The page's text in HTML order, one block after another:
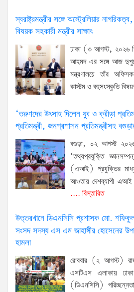
স্বরাষ্ট্রমন্ত্রীর সঙ্গে অস্ট্রেলিয়ার
বিষয়ক সহকারী মন্ত্রীর সাক্ষাৎ
ঢাকা (৩ আগস্ট, ২০২৬
আহমদ এর সঙ্গে আজ দুপুরে
মন্ত্রণালয়ে তাঁর
কাস্টম ও বহুসংস্কৃতি
‘তরুণদের উৎসাহ দিলেন যুব ও ক্রীড়া
প্রতিমন্ত্রী, জনপ্রশাসন প্রতিমন্ত্রীসহ
বগুড়া, ০২ আগস্ট
‘তথ্যপ্রযুক্তি
(এআই) প্রযুক্তির
আওতায় দেশব্যাপী এআই
.... বিস্তারিত
উত্তরখানে ডিএনসিসি প্রশাসক মো.
সংসদ সদস্য এস এম জাহাঙ্গীর হোসেনের
হামলা
রোববার (২ আগস্ট)
এসটিএস এলাকায়
(ডিএনসিসি)